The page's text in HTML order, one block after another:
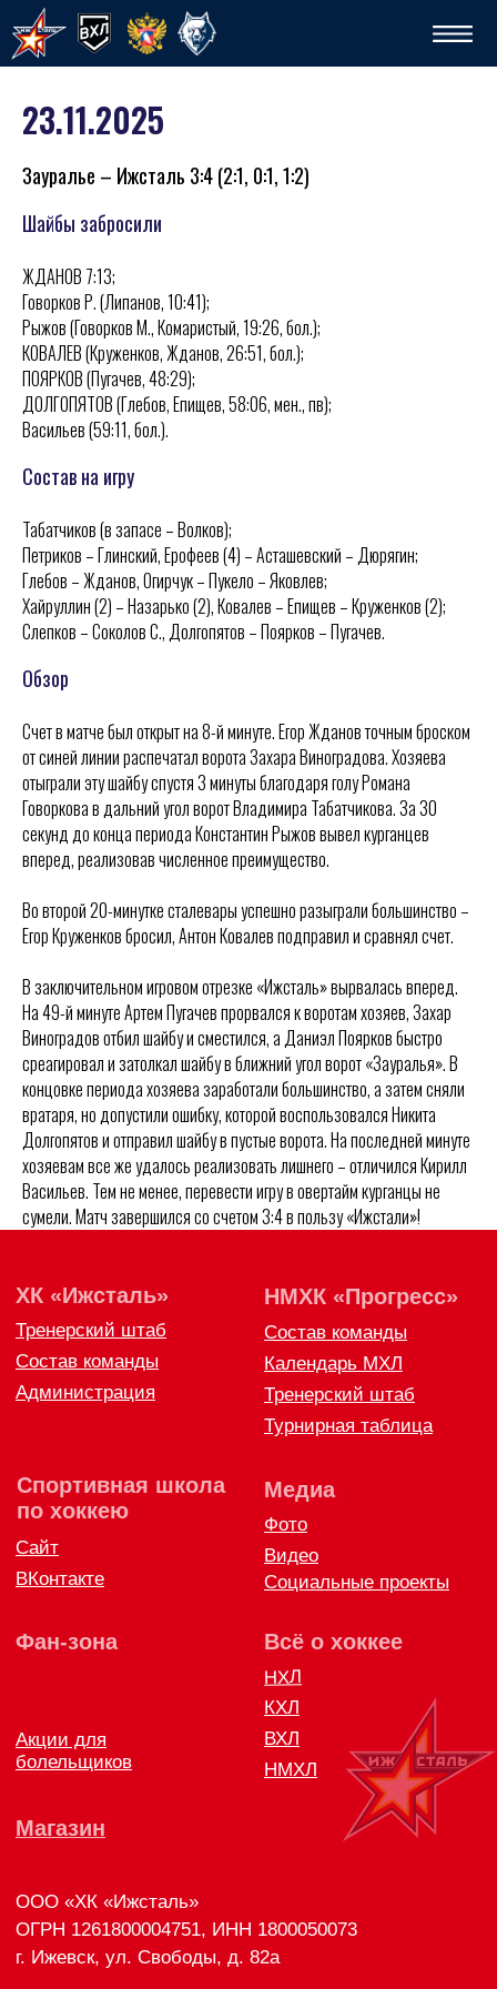
23.11.2025
Зауралье – Ижсталь 3:4 (2:1, 0:1, 1:2)
Шайбы забросили
ЖДАНОВ 7:13;
Говорков Р. (Липанов, 10:41);
Рыжов (Говорков М., Комаристый, 19:26, бол.);
КОВАЛЕВ (Круженков, Жданов, 26:51, бол.);
ПОЯРКОВ (Пугачев, 48:29);
ДОЛГОПЯТОВ (Глебов, Епищев, 58:06, мен., пв);
Васильев (59:11, бол.).
Состав на игру
Табатчиков (в запасе – Волков);
Петриков – Глинский, Ерофеев (4) – Асташевский – Дюрягин;
Глебов – Жданов, Огирчук – Пукело – Яковлев;
Хайруллин (2) – Назарько (2), Ковалев – Епищев – Круженков (2);
Слепков – Соколов С., Долгопятов – Поярков – Пугачев.
Обзор
Счет в матче был открыт на 8-й минуте. Егор Жданов точным броском
от синей линии распечатал ворота Захара Виноградова. Хозяева
отыграли эту шайбу спустя 3 минуты благодаря голу Романа
Говоркова в дальний угол ворот Владимира Табатчикова. За 30
секунд до конца периода Константин Рыжов вывел курганцев
вперед, реализовав численное преимущество.
Во второй 20-минутке сталевары успешно разыграли большинство –
Егор Круженков бросил, Антон Ковалев подправил и сравнял счет.
В заключительном игровом отрезке «Ижсталь» вырвалась вперед.
На 49-й минуте Артем Пугачев прорвался к воротам хозяев, Захар
Виноградов отбил шайбу и сместился, а Даниэл Поярков быстро
среагировал и затолкал шайбу в ближний угол ворот «Зауралья». В
концовке периода хозяева заработали большинство, а затем сняли
вратаря, но допустили ошибку, которой воспользовался Никита
Долгопятов и отправил шайбу в пустые ворота. На последней минуте
хозяевам все же удалось реализовать лишнего – отличился Кирилл
Васильев. Тем не менее, перевести игру в овертайм курганцы не
сумели. Матч завершился со счетом 3:4 в пользу «Ижстали»!
ХК Ижсталь
Администрация
Тренерский штаб
НМХК « Прогресс
Турнирная таблица
Тренерский штаб
Спортивная школа
по хоккею
ВКонтакте
КХЛ
НХЛ
Всё о хоккее
Медиа
Социальные проекты
Видео
Фото
Магазин
Фан-зона
Политика конфиденциальности
Согласие на обработку персональных данных
Публичная оферта
Правила возврата и обмена товара
ООО «ХК «Ижсталь»
г. Ижевск, ул. Свободы, д. 82а